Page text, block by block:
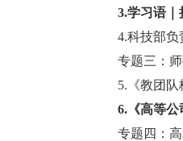
3.学习语｜
4.科技部负
专题三：
5. 《教团队
6. 《高等
专题四：